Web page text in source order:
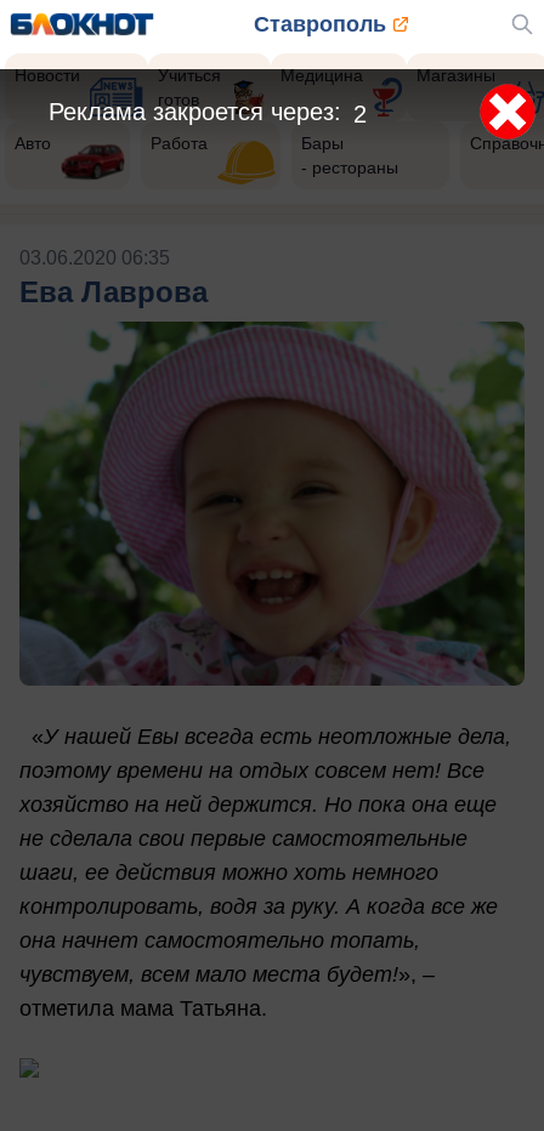
Ставрополь
Новости
Учиться
готов
Медицина Магазины
Авто Работа
Бары
- рестораны
03.06.2020 06:35
Ева Лаврова
«У нашей Евы всегда есть неотложные дела,
поэтому времени на отдых совсем нет! Все
хозяйство на ней держится. Но пока она еще
не сделала свои первые самостоятельные
шаги, ее действия можно хоть немного
контролировать, водя за руку. А когда все же
она начнет самостоятельно топать,
чувствуем, всем мало места будет!», –
отметила мама Татьяна.
1
Реклама закроется через: